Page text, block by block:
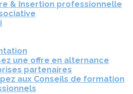
& Insertion professionnelle
une offre en alternance
partenaires
aux Conseils de formation